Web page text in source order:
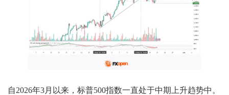
自2026年3月以来，标普500指数一直处于中期上升趋势中。